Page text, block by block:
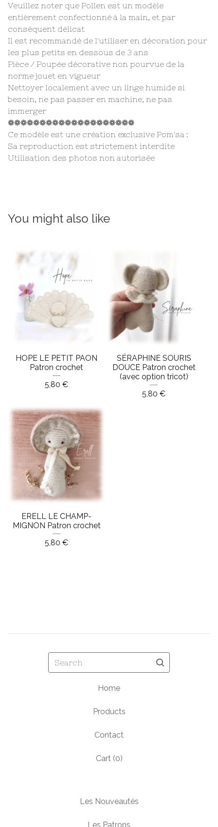
Veuillez noter que Pollen est un modèle
entièrement confectionné à la main, et par
conséquent délicat
Il est recommandé de l'utiliser en décoration pour
les plus petits en dessous de 3 ans
Pièce / Poupée décorative non pourvue de la
norme jouet en vigueur
Nettoyer localement avec un linge humide si
besoin, ne pas passer en machine, ne pas
immerger
❁❁❁❁❁❁❁❁❁❁❁❁❁❁❁❁❁❁❁❁
Ce modèle est une création exclusive Pom'sa :
Sa reproduction est strictement interdite
Utilisation des photos non autorisée
You might also like
HOPE LE PETIT PAON
Patron crochet
5,80 €
SÉRAPHINE SOURIS
DOUCE Patron crochet
(avec option tricot)
5,80 €
ERELL LE CHAMP-
MIGNON Patron crochet
5,80 €
Search
Home
Products
Contact
Cart (0)
Les Nouveautés
Les Patrons